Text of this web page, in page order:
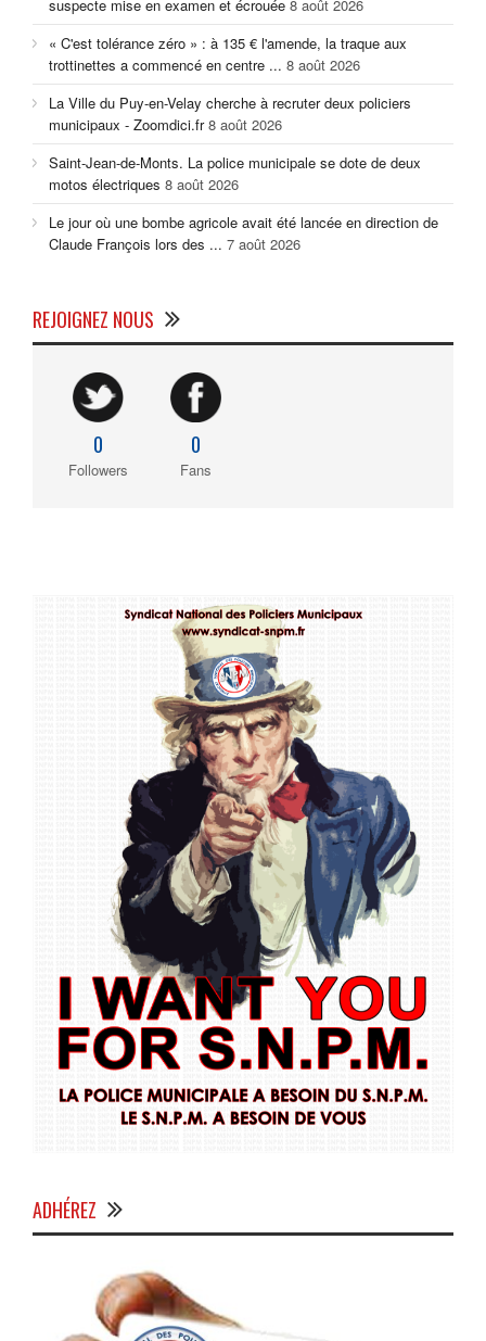
suspecte mise en examen et écrouée 8 août 2026
« C'est tolérance zéro » : à 135 € l'amende, la traque aux
trottinettes a commencé en centre ... 8 août 2026
La Ville du Puy-en-Velay cherche à recruter deux policiers
municipaux - Zoomdici.fr 8 août 2026
Saint-Jean-de-Monts. La police municipale se dote de deux
motos électriques 8 août 2026
Le jour où une bombe agricole avait été lancée en direction de
Claude François lors des ... 7 août 2026
REJOIGNEZ NOUS
0
Followers
0
Fans
ADHÉREZ